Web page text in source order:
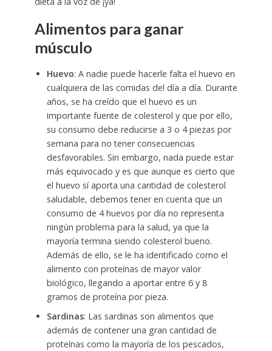
Alimentos para ganar
músculo
Huevo: A nadie puede hacerle falta el huevo en
cualquiera de las comidas del día a día. Durante
años, se ha creído que el huevo es un
importante fuente de colesterol y que por ello,
su consumo debe reducirse a 3 o 4 piezas por
semana para no tener consecuencias
desfavorables. Sin embargo, nada puede estar
más equivocado y es que aunque es cierto que
el huevo sí aporta una cantidad de colesterol
saludable, debemos tener en cuenta que un
consumo de 4 huevos por día no representa
ningún problema para la salud, ya que la
mayoría termina siendo colesterol bueno.
Además de ello, se le ha identificado como el
alimento con proteínas de mayor valor
biológico, llegando a aportar entre 6 y 8
gramos de proteína por pieza.
Sardinas: Las sardinas son alimentos que
además de contener una gran cantidad de
proteínas como la mayoría de los pescados,